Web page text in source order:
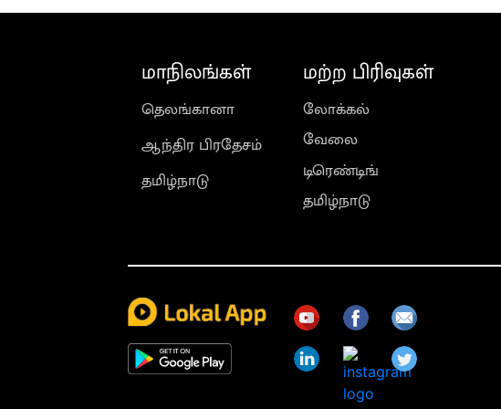
மாநிலங்கள்
தெலங்கானா
ஆந்திர பிரதேசம்
தமிழ்நாடு
மற்ற பிரிவுகள்
லோக்கல்
வேலை
டிரெண்டிங்
தமிழ்நாடு